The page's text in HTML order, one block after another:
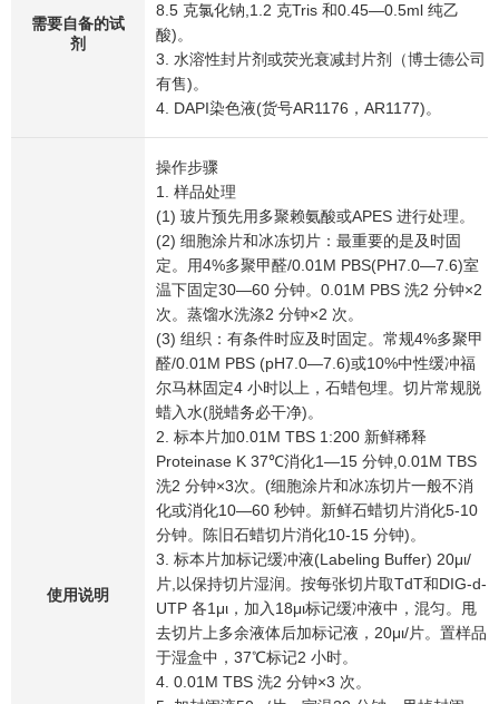
需要自备的试
剂
8.5 克氯化钠,1.2 克Tris 和0.45—0.5ml 纯乙
酸)。
3. 水溶性封片剂或荧光衰减封片剂（博士德公司
有售)。
4. DAPI染色液(货号AR1176，AR1177)。
使用说明
操作步骤
1. 样品处理
(1) 玻片预先用多聚赖氨酸或APES 进行处理。
(2) 细胞涂片和冰冻切片：最重要的是及时固
定。用4%多聚甲醛/0.01M PBS(PH7.0—7.6)室
温下固定30—60 分钟。0.01M PBS 洗2 分钟×2
次。蒸馏水洗涤2 分钟×2 次。
(3) 组织：有条件时应及时固定。常规4%多聚甲
醛/0.01M PBS (pH7.0—7.6)或10%中性缓冲福
尔马林固定4 小时以上，石蜡包埋。切片常规脱
蜡入水(脱蜡务必干净)。
2. 标本片加0.01M TBS 1:200 新鲜稀释
Proteinase K 37℃消化1—15 分钟,0.01M TBS
洗2 分钟×3次。(细胞涂片和冰冻切片一般不消
化或消化10—60 秒钟。新鲜石蜡切片消化5-10
分钟。陈旧石蜡切片消化10-15 分钟)。
3. 标本片加标记缓冲液(Labeling Buffer) 20μι/
片,以保持切片湿润。按每张切片取TdT和DIG-d-
UTP 各1μι，加入18μι标记缓冲液中，混匀。甩
去切片上多余液体后加标记液，20μι/片。置样品
于湿盒中，37℃标记2 小时。
4. 0.01M TBS 洗2 分钟×3 次。